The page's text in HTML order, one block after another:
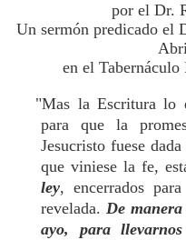
por el Dr.
Un sermón predicado el
en el
"Mas la Escritura lo
para que la
Jesucristo fuese
que viniese la fe,
ley, encerrados
revelada. De
ayo, para